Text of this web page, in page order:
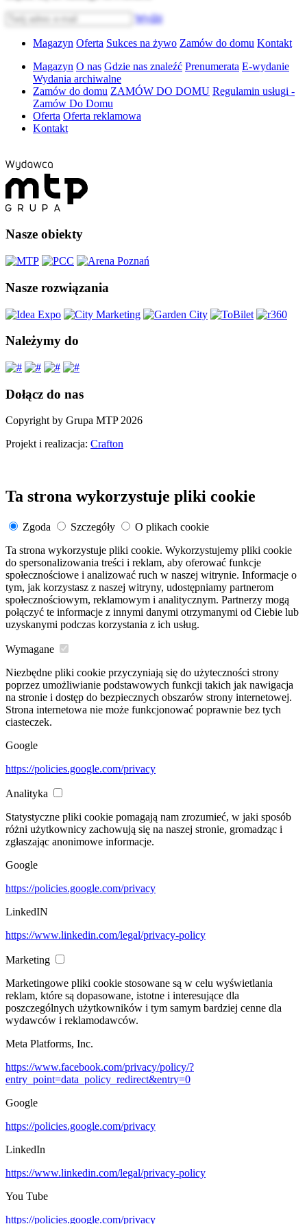
Wyślij
Magazyn Oferta Sukces na żywo Zamów do domu Kontakt
Magazyn O nas Gdzie nas znaleźć Prenumerata E-wydanie
Wydania archiwalne
Zamów do domu ZAMÓW DO DOMU Regulamin usługi -
Zamów Do Domu
Oferta Oferta reklamowa
Kontakt
Nasze obiekty
Nasze rozwiązania
Należymy do
Dołącz do nas
Copyright by Grupa MTP 2026
Projekt i realizacja: Crafton
Ta strona wykorzystuje pliki cookie
Zgoda Szczegóły
O plikach cookie
Ta strona wykorzystuje pliki cookie. Wykorzystujemy pliki cookie
do spersonalizowania treści i reklam, aby oferować funkcje
społecznościowe i analizować ruch w naszej witrynie. Informacje o
tym, jak korzystasz z naszej witryny, udostępniamy partnerom
społecznościowym, reklamowym i analitycznym. Partnerzy mogą
połączyć te informacje z innymi danymi otrzymanymi od Ciebie lub
uzyskanymi podczas korzystania z ich usług.
Wymagane
Niezbędne pliki cookie przyczyniają się do użyteczności strony
poprzez umożliwianie podstawowych funkcji takich jak nawigacja
na stronie i dostęp do bezpiecznych obszarów strony internetowej.
Strona internetowa nie może funkcjonować poprawnie bez tych
ciasteczek.
Google
https://policies.google.com/privacy
Analityka
Statystyczne pliki cookie pomagają nam zrozumieć, w jaki sposób
różni użytkownicy zachowują się na naszej stronie, gromadząc i
zgłaszając anonimowe informacje.
Google
https://policies.google.com/privacy
LinkedIN
https://www.linkedin.com/legal/privacy-policy
Marketing
Marketingowe pliki cookie stosowane są w celu wyświetlania
reklam, które są dopasowane, istotne i interesujące dla
poszczególnych użytkowników i tym samym bardziej cenne dla
wydawców i reklamodawców.
Meta Platforms, Inc.
https://www.facebook.com/privacy/policy/?
entry_point=data_policy_redirect&entry=0
Google
https://policies.google.com/privacy
LinkedIn
https://www.linkedin.com/legal/privacy-policy
You Tube
https://policies.google.com/privacy